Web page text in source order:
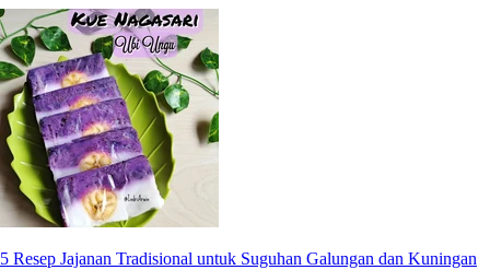
5 Resep Jajanan Tradisional untuk Suguhan Galungan dan Kuningan